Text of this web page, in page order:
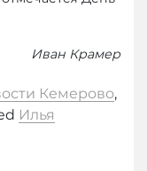
Иван Крамер
Кемерово,
Илья